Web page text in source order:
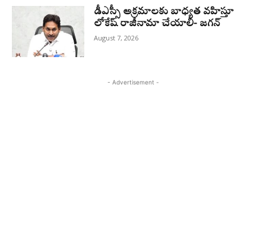
డీఎస్సీ అక్రమాలకు బాధ్యత వహిస్తూ
లోకేష్‌ రాజీనామా చేయాలి- జగన్
August 7, 2026
- Advertisement -